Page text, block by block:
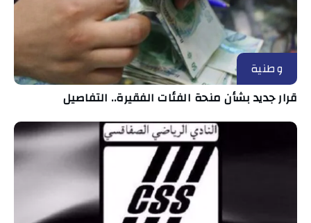
وطنية
قرار جديد بشأن منحة الفئات الفقيرة.. التفاصيل